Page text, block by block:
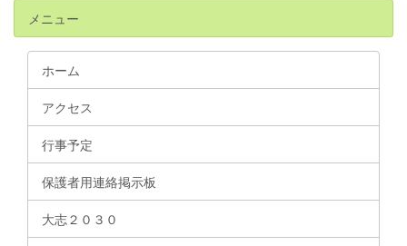
メニュー
ホーム
アクセス
行事予定
保護者用連絡掲示板
大志２０３０